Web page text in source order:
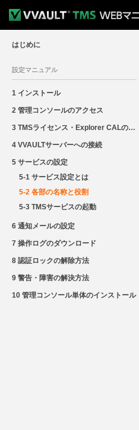
はじめに
設定マニュアル
1 インストール
2 管理コンソールのアクセス
3 TMSライセンス・Explorer CALの登録
4 VVAULTサーバーへの接続
5 サービスの設定
5-1 サービス設定とは
5-2 各部の名称と役割
5-3 TMSサービスの起動
6 通知メールの設定
7 操作ログのダウンロード
8 認証ロックの解除方法
9 警告・障害の解決方法
10 管理コンソール単体のインストール